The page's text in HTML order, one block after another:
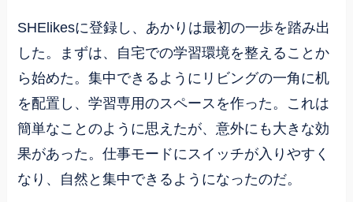
SHElikesに登録し、あかりは最初の一歩を踏み出
した。まずは、自宅での学習環境を整えることか
ら始めた。集中できるようにリビングの一角に机
を配置し、学習専用のスペースを作った。これは
簡単なことのように思えたが、意外にも大きな効
果があった。仕事モードにスイッチが入りやすく
なり、自然と集中できるようになったのだ。